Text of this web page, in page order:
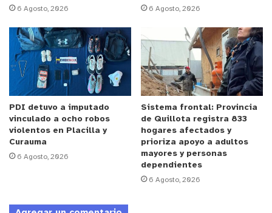
6 Agosto, 2026 6 Agosto, 2026
PDI detuvo a imputado
vinculado a ocho robos
violentos en Placilla y
Curauma
6 Agosto, 2026
Sistema frontal: Provincia
de Quillota registra 833
hogares afectados y
prioriza apoyo a adultos
mayores y personas
dependientes
6 Agosto, 2026